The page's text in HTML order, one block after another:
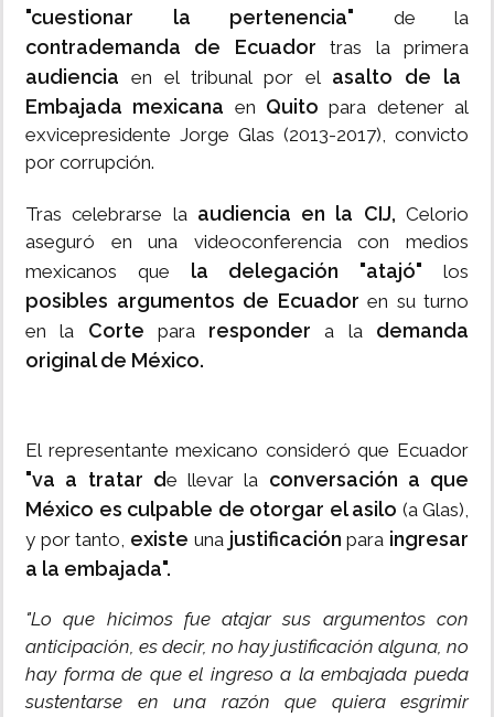
"cuestionar la pertenencia" de la
contrademanda de Ecuadortras la primera
audiencia en el tribunal por el asalto de la
Embajada mexicana en Quito para detener al
exvicepresidente Jorge Glas (2013-2017), convicto
por corrupción.
Tras celebrarse laaudiencia en la CIJ, Celorio
aseguró en una videoconferencia con medios
mexicanos que la delegación "atajó" los
posibles argumentos de Ecuador en su turno
en la Corte pararesponder a lademanda
original de México.
El representante mexicano consideró que Ecuador
"va a tratar de llevar la conversación a que
México es culpable de otorgar el asilo (a Glas),
y por tanto, existe unajustificaciónpara ingresar
a la embajada".
"Lo que hicimos fue atajar sus argumentos con
anticipación, es decir, no hay justificación alguna, no
hay forma de que el ingreso a la embajada pueda
sustentarse en una razón que quiera esgrimir